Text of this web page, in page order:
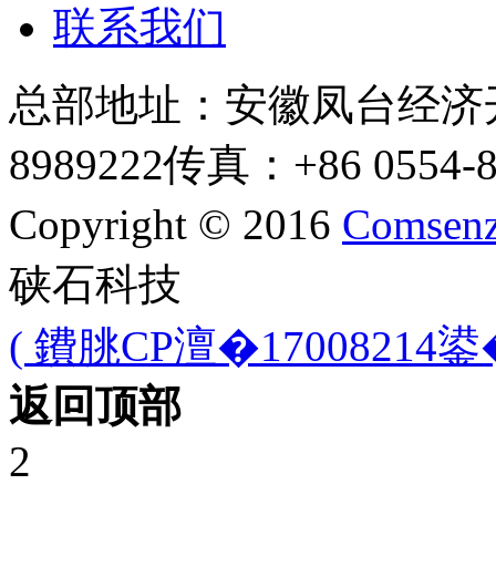
联系我们
总部地址：安徽凤台经济
8989222传真：+86 0554-
Copyright © 2016
硖石科技
( 鐨朓CP澶�17008214
返回顶部
2